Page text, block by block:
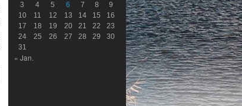
3
4 5 6 7 8
9
10
11 12 13 14 15
16
17
18 19 20 21 22
23
24
25 26 27 28 29
30
31
« Jan.